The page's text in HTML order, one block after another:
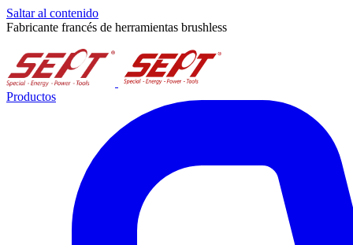
Saltar al contenido
Fabricante francés de herramientas brushless
Productos